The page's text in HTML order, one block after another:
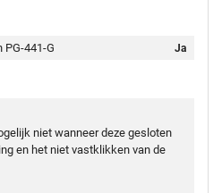
PG-441-G
Ja
niet wanneer deze gesloten
en het niet vastklikken van de